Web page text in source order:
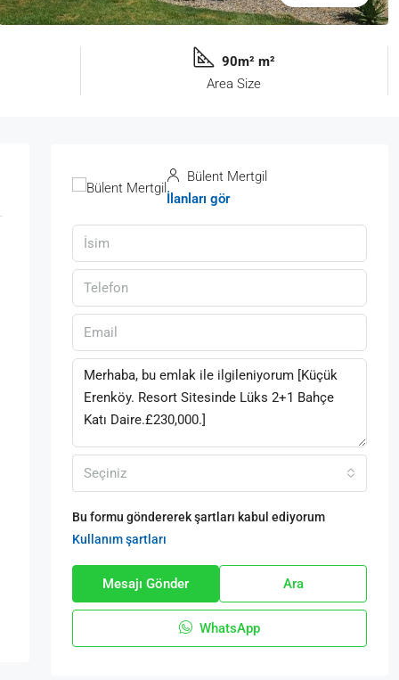
90m² m²
Area Size
Bülent Mertgil
İlanları gör
Seçiniz
Bu formu göndererek şartları kabul ediyorum
Kullanım şartları
Mesajı Gönder Ara
WhatsApp